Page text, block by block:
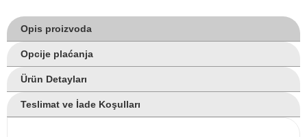
Opis proizvoda
Opcije plaćanja
Ürün Detayları
Teslimat ve İade Koşulları